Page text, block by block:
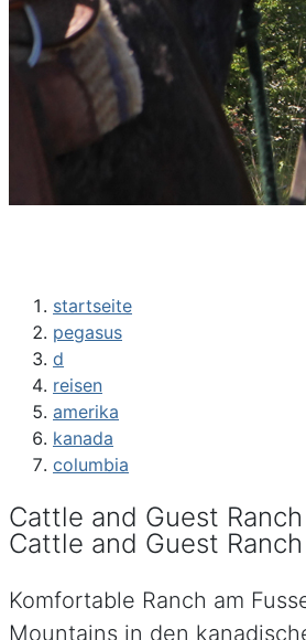
startseite
pegasus
d
reisen
amerika
kanada
columbia
Cattle and Guest
Cattle and Guest Ranch
Komfortable Ranch am
Mountains in den